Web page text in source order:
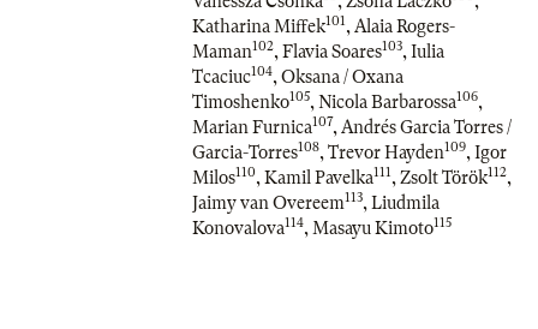
Katharina Miffek101, Alaia Rogers-
Maman102, Flavia Soares103, Iulia
Tcaciuc104, Oksana / Oxana
Timoshenko105, Nicola Barbarossa106,
Marian Furnica107, Andrés Garcia Torres /
Garcia-Torres108, Trevor Hayden109, Igor
Milos110, Kamil Pavelka111, Zsolt Török112,
Jaimy van Overeem113, Liudmila
Konovalova114, Masayu Kimoto115